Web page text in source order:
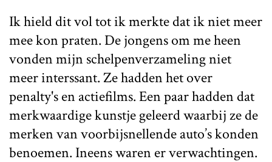
Ik hield dit vol tot ik merkte dat ik niet meer
mee kon praten. De jongens om me heen
vonden mijn schelpenverzameling niet
meer interssant. Ze hadden het over
penalty's en actiefilms. Een paar hadden dat
merkwaardige kunstje geleerd waarbij ze de
merken van voorbijsnellende auto’s konden
benoemen. Ineens waren er verwachtingen.